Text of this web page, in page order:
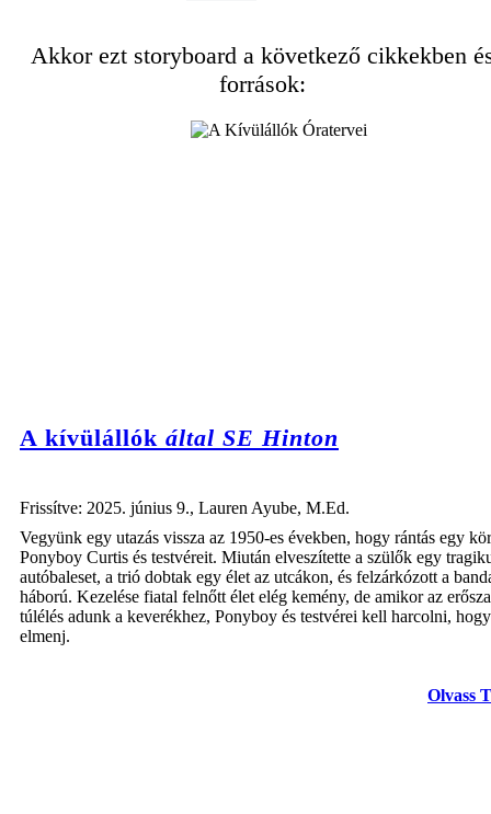
Akkor ezt storyboard a következő cikkekben
források:
A kívülállók által SE Hinton
Frissítve: 2025. június 9., Lauren Ayube, M.Ed.
Vegyünk egy utazás vissza az 1950-es években, hogy rántás egy
Ponyboy Curtis és testvéreit. Miután elveszítette a szülők egy
autóbaleset, a trió dobtak egy élet az utcákon, és felzárkózott a
háború. Kezelése fiatal felnőtt élet elég kemény, de amikor az
túlélés adunk a keverékhez, Ponyboy és testvérei kell harcolni, hogy
elmenj.
Olvass